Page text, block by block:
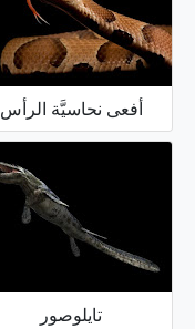
أفعى نحاسيَّة الرأس
تايلوصور